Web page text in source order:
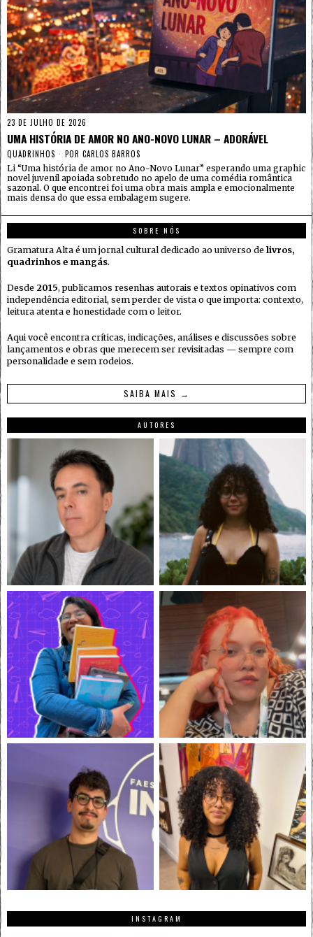
23 DE JULHO DE 2026
UMA HISTÓRIA DE AMOR NO ANO-NOVO LUNAR – ADORÁVEL
QUADRINHOS POR CARLOS BARROS
Li “Uma história de amor no Ano-Novo Lunar” esperando uma graphic
novel juvenil apoiada sobretudo no apelo de uma comédia romântica
sazonal. O que encontrei foi uma obra mais ampla e emocionalmente
mais densa do que essa embalagem sugere.
SOBRE NÓS
Gramatura Alta é um jornal cultural dedicado ao universo de livros,
quadrinhos e mangás.
Desde 2015, publicamos resenhas autorais e textos opinativos com
independência editorial, sem perder de vista o que importa: contexto,
leitura atenta e honestidade com o leitor.
Aqui você encontra críticas, indicações, análises e discussões sobre
lançamentos e obras que merecem ser revisitadas — sempre com
personalidade e sem rodeios.
SAIBA MAIS →
AUTORES
INSTAGRAM